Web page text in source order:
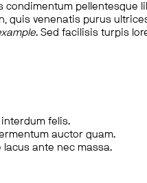
condimentum pellentesque
quis venenatis purus
. Sed facilisis turpis
felis.
auctor quam.
ante nec massa.